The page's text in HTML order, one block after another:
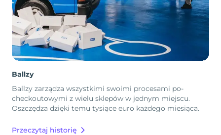
Ballzy
Ballzy zarządza wszystkimi swoimi procesami po-
checkoutowymi z wielu sklepów w jednym miejscu.
Oszczędza dzięki temu tysiące euro każdego miesiąca.
Przeczytaj historię